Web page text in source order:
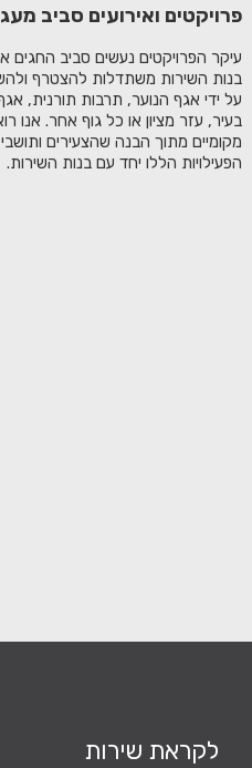
פרויקטים ואירועים סביב
עיקר הפרויקטים נעשים סביב החגים
בנות השירות משתדלות להצטרף
על ידי אגף הנוער, תרבות תורנית,
בעיר, עזר מציון או כל גוף אחר. אנו
מקומיים מתוך הבנה שהצעירים
הפעילויות הללו יחד עם בנות השירות.
לקראת שירות